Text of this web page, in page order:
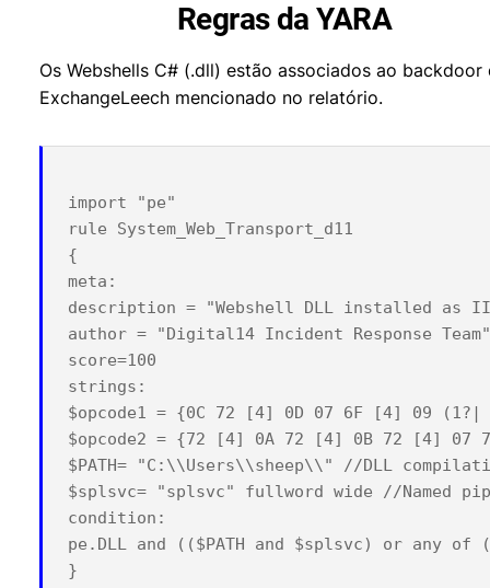
Regras da YARA
Os Webshells C# (.dll) estão associados ao backdoor
ExchangeLeech mencionado no relatório.
import "pe"
rule System_Web_Transport_d11
{
meta:
description = "Webshell DLL installed as
author = "Digital14 Incident Response Team"
score=100
strings:
$opcode1 = {0C 72 [4] 0D 07 6F [4] 09
$opcode2 = {72 [4] 0A 72 [4] 0B 72 [4]
$PATH= "C:\\Users\\sheep\\" //DLL
$splsvc= "splsvc" fullword wide //Named
condition:
pe.DLL and (($PATH and $splsvc) or any of
}